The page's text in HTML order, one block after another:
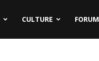
CULTURE FORUM